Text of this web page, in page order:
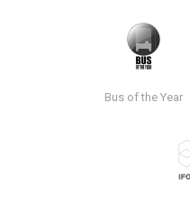
Bus of the Year